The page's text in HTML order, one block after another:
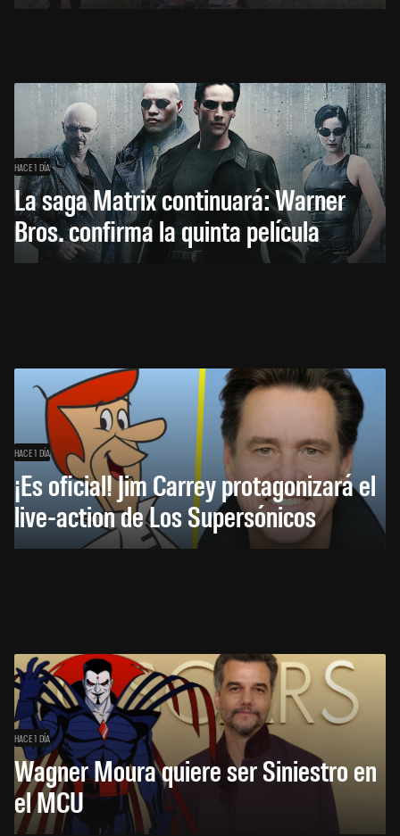
HACE 1 DÍA
La saga Matrix continuará: Warner
Bros. confirma la quinta película
HACE 1 DÍA
¡Es oficial! Jim Carrey protagonizará el
live-action de Los Supersónicos
HACE 1 DÍA
Wagner Moura quiere ser Siniestro en
el MCU